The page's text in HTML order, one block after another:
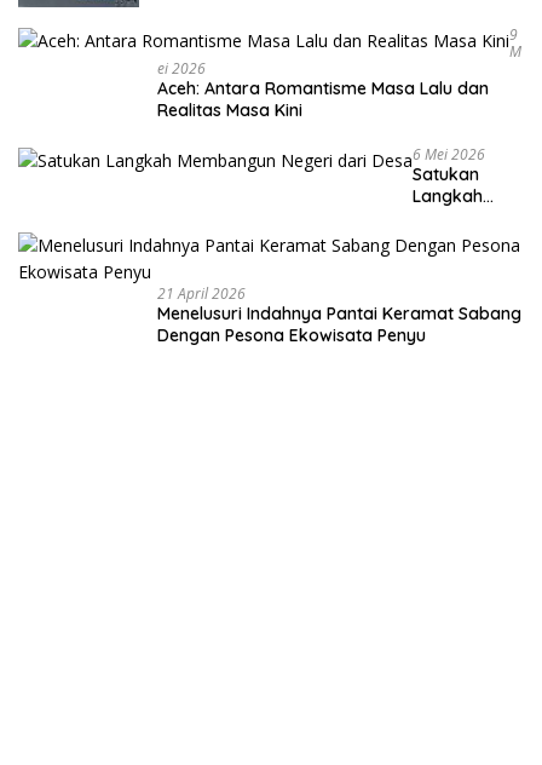
9
M
Ei 2026
Aceh: Antara Romantisme Masa Lalu dan
Realitas Masa Kini
6 Mei 2026
Satukan
Langkah
Negeri dari
Desa
21 April 2026
Menelusuri Indahnya Pantai Keramat Sabang
Dengan Pesona Ekowisata Penyu